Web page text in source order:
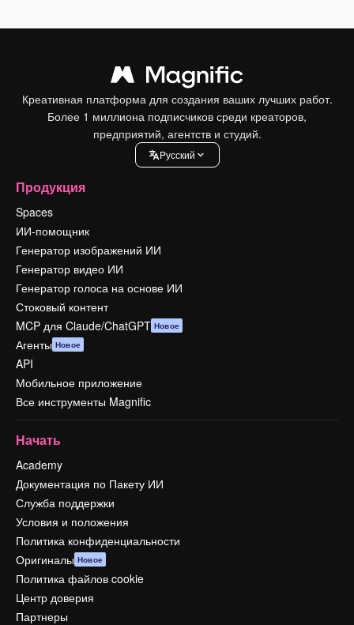
Креативная платформа для создания ваших лучших работ.
Более 1 миллиона подписчиков среди креаторов,
предприятий, агентств и студий.
Pусский
Продукция
Spaces
ИИ-помощник
Генератор изображений ИИ
Генератор видео ИИ
Генератор голоса на основе ИИ
Стоковый контент
MCP для Claude/ChatGPT Новое
Агенты Новое
API
Мобильное приложение
Все инструменты Magnific
Начать
Academy
Документация по Пакету ИИ
Служба поддержки
Условия и положения
Политика конфиденциальности
Оригиналы Новое
Политика файлов cookie
Центр доверия
Партнеры